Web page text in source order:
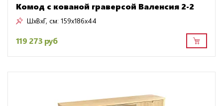
Комод с кованой граверсой Валенсия 2-2
ШxВxГ, см: 159x186x44
119 273 руб